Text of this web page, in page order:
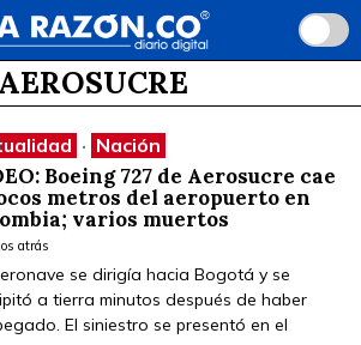
AEROSUCRE
· Nación
Boeing 727 de Aerosucre cae
metros del aeropuerto en
varios muertos
atrás
se dirigía hacia Bogotá y se
a tierra minutos después de haber
El siniestro se presentó en el